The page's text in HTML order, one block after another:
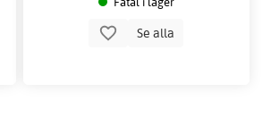
Se alla